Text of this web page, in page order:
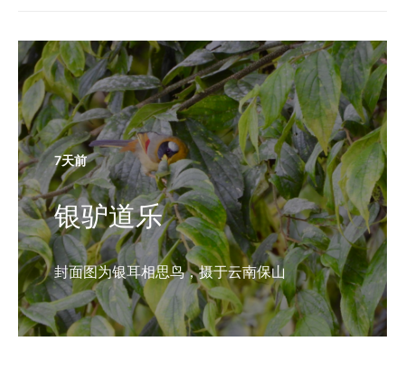
7天前
银驴道乐
封面图为银耳相思鸟，摄于云南保山